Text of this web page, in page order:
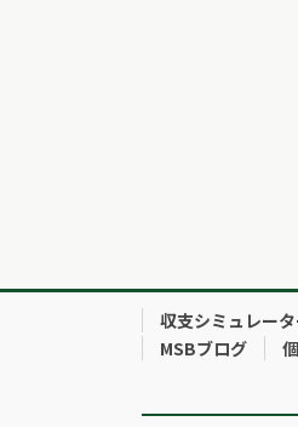
収支シミュレー
MSBブログ